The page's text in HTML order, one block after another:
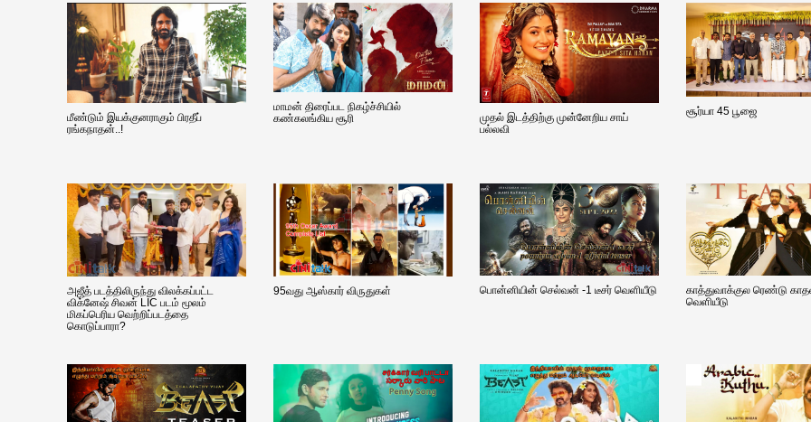
மீண்டும் இயக்குனராகும் பிரதீப்
ரங்கநாதன்..!
மாமன் திரைப்பட நிகழ்ச்சியில்
கண்கலங்கிய சூரி
முதல் இடத்திற்கு முன்னேறிய சாய்
பல்லவி
சூர்யா 45 பூஜை
அஜீத் படத்திலிருந்து விலக்கப்பட்ட
விக்னேஷ் சிவன் LIC படம் மூலம்
மிகப்பெரிய வெற்றிப்படத்தை
கொடுப்பாரா?
95வது ஆஸ்கார் விருதுகள் பொன்னியின் செல்வன் -1 டீசர் வெளியீடு
காத்துவாக்குல ரெண்டு
வெளியீடு